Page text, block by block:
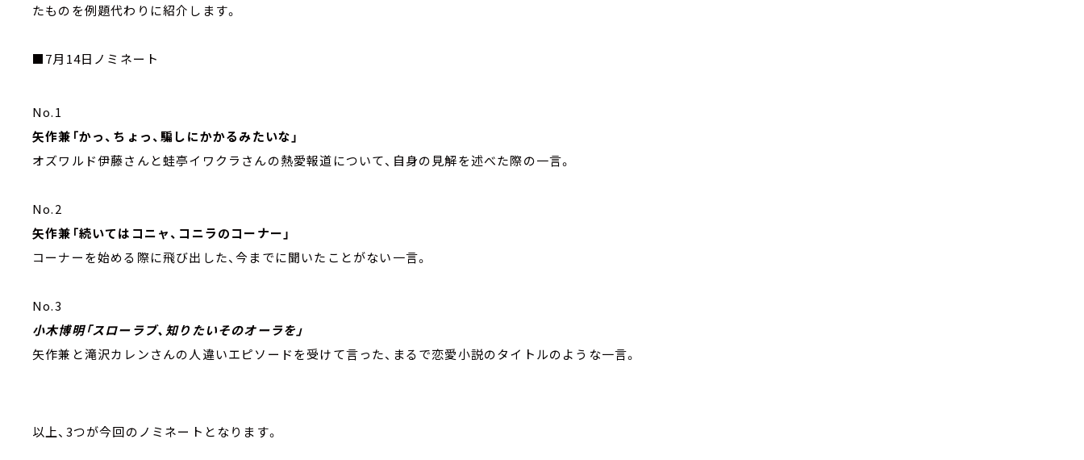
たものを例題代わりに紹介します。
■7月14日ノミネート
No.1
矢作兼「かっ、ちょっ、騙しにかかるみたいな」
オズワルド伊藤さんと蛙亭イワクラさんの熱愛報道について、自身の見解を述べた際の一言。
No.2
矢作兼「続いてはコニャ、コニラのコーナー」
コーナーを始める際に飛び出した、今までに聞いたことがない一言。
No.3
小木博明「スローラブ、知りたいそのオーラを」
矢作兼と滝沢カレンさんの人違いエピソードを受けて言った、まるで恋愛小説のタイトルのような一言。
以上、3つが今回のノミネートとなります。